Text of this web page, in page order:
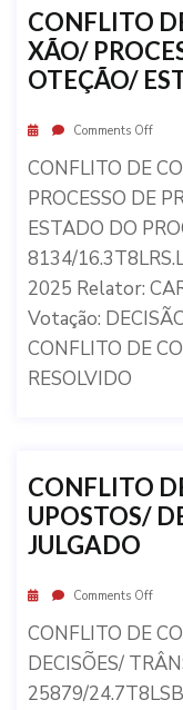
CONFLITO
XÃO/
OTEÇÃO/
Comments Off
CONFLITO DE
PROCESSO DE
ESTADO DO
8134/
2025 Relator:
Votação:
CONFLITO DE
RESOLVIDO
CONFLITO
UPOSTOS/
JULGADO
Comments Off
CONFLITO DE
DECISÕES/
25879/